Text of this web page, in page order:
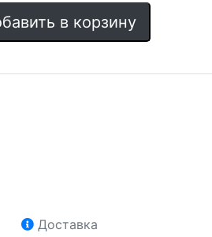
в корзину
Доставка